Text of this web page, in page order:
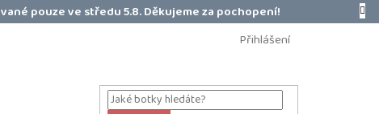
pouze ve středu 5.8. Děkujeme za pochopení!
Přihlášení